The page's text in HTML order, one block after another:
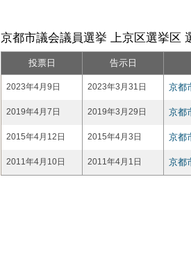
京都市議会議員選挙 上京区選挙区
投票日 告示日
2023年4月9日 2023年3月31日 京都
2019年4月7日 2019年3月29日 京都
2015年4月12日 2015年4月3日 京都
2011年4月10日 2011年4月1日 京都